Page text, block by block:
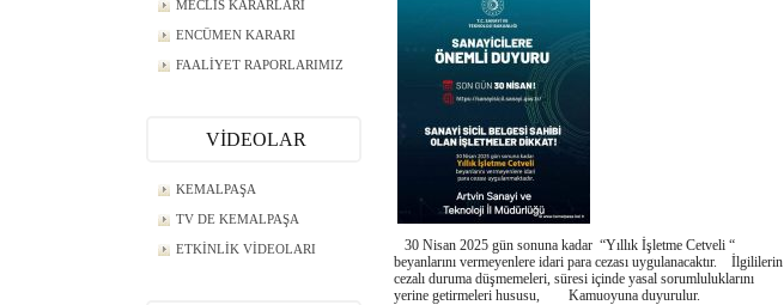
MECLİS KARARLARI
ENCÜMEN KARARI
FAALİYET RAPORLARIMIZ
VİDEOLAR
KEMALPAŞA
TV DE KEMALPAŞA
ETKİNLİK VİDEOLARI
30 Nisan 2025 gün sonuna kadar “Yıllık İşletme Cetveli “
beyanlarını vermeyenlere idari para cezası uygulanacaktır. İlgililerin
cezalı duruma düşmemeleri, süresi içinde yasal sorumluluklarını
yerine getirmeleri hususu, Kamuoyuna duyurulur.